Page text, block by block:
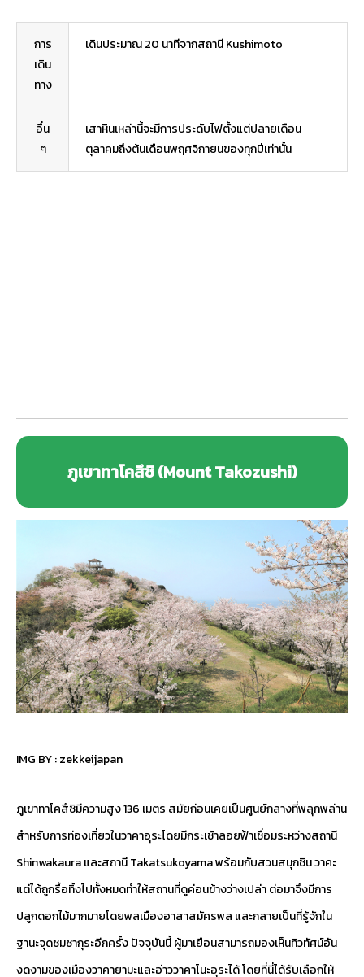
การ
เดิน
ทาง
เดินประมาณ 20 นาทีจากสถานี Kushimoto
อื่น
ๆ
เสาหินเหล่านี้จะมีการประดับไฟตั้งแต่ปลายเดือน
ตุลาคมถึงต้นเดือนพฤศจิกายนของทุกปีเท่านั้น
ภูเขาทาโคสึชิ (Mount Takozushi)
IMG BY :zekkeijapan
ภูเขาทาโคสึชิมีความสูง 136 เมตร สมัยก่อนเคยเป็นศูนย์กลางที่พลุกพล่าน
สำหรับการท่องเที่ยวในวาคาอุระโดยมีกระเช้าลอยฟ้าเชื่อมระหว่างสถานี
Shinwakaura และสถานี Takatsukoyama พร้อมกับสวนสนุกชิน วาคะ
แต่ได้ถูกรื้อทิ้งไปทั้งหมดทำให้สถานที่ดูค่อนข้างว่างเปล่า ต่อมาจึงมีการ
ปลูกดอกไม้มากมายโดยพลเมืองอาสาสมัครพล และกลายเป็นที่รู้จักใน
ฐานะจุดชมซากุระอีกครั้ง ปัจจุบันนี้ ผู้มาเยือนสามารถมองเห็นทิวทัศน์อัน
งดงามของเมืองวาคายามะและอ่าววาคาโนะอุระได้ โดยที่นี่ได้รับเลือกให้